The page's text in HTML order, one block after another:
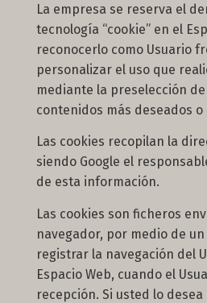
La empresa se reserva el
tecnología “cookie” en el
reconocerlo como Usuario
personalizar el uso que
mediante la preselección
contenidos más deseados o
Las cookies recopilan la
siendo Google el
de esta información.
Las cookies son ficheros
navegador, por medio de
registrar la navegación del
Espacio Web, cuando el
recepción. Si usted lo